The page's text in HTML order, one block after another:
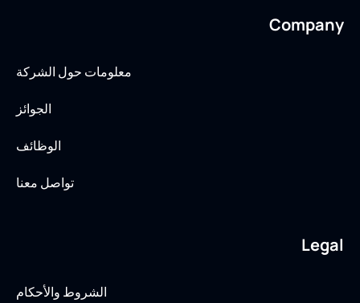
Company
معلومات حول الشركة
الجوائز
الوظائف
تواصل معنا
Legal
الشروط والأحكام